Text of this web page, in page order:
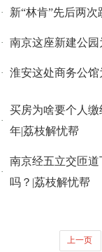
· 新“林肯”先后两
· 南京这座新建公
· 淮安这处商务公馆
·
买房为啥要个人
年|荔枝解忧帮
·
南京经五立交匝
吗？|荔枝解忧帮
上一页